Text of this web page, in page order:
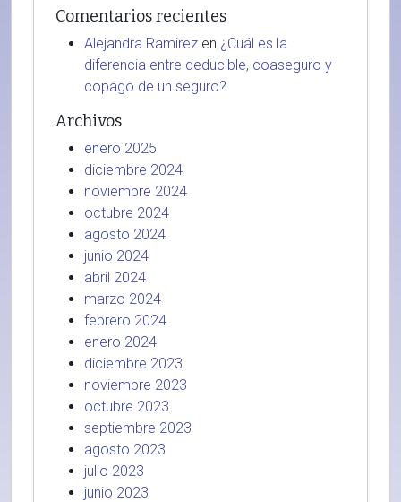
Comentarios recientes
Alejandra Ramirez en ¿Cuál es la
diferencia entre deducible, coaseguro y
copago de un seguro?
Archivos
enero 2025
diciembre 2024
noviembre 2024
octubre 2024
agosto 2024
junio 2024
abril 2024
marzo 2024
febrero 2024
enero 2024
diciembre 2023
noviembre 2023
octubre 2023
septiembre 2023
agosto 2023
julio 2023
junio 2023